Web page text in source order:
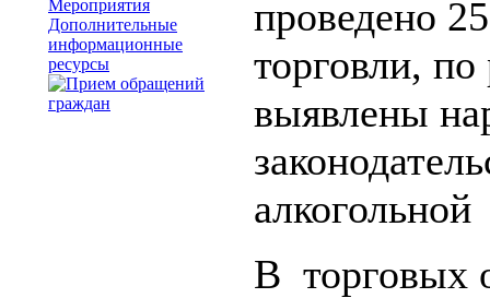
Мероприятия
Дополнительные
информационные
ресурсы
проведено
торговли,
выявлены
В торговых